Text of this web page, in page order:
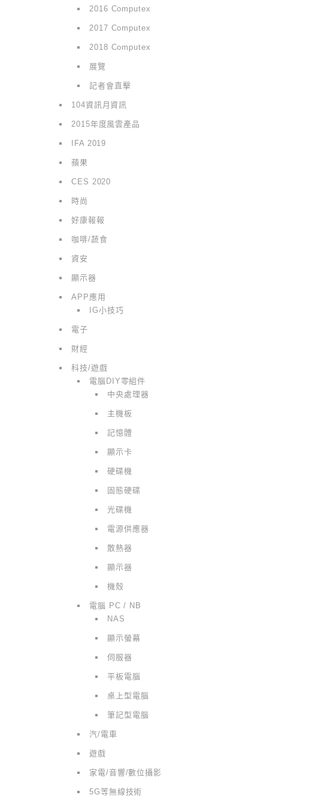
2016 Computex
2017 Computex
2018 Computex
展覽
記者會直擊
104資訊月資訊
2015年度風雲產品
IFA 2019
蘋果
CES 2020
時尚
好康報報
咖啡/蔬食
資安
顯示器
APP應用
IG小技巧
電子
財經
科技/遊戲
電腦DIY零組件
中央處理器
主機板
記憶體
顯示卡
硬碟機
固態硬碟
光碟機
電源供應器
散熱器
顯示器
機殼
電腦 PC / NB
NAS
顯示螢幕
伺服器
平板電腦
桌上型電腦
筆記型電腦
汽/電車
遊戲
家電/音響/數位攝影
5G等無線技術